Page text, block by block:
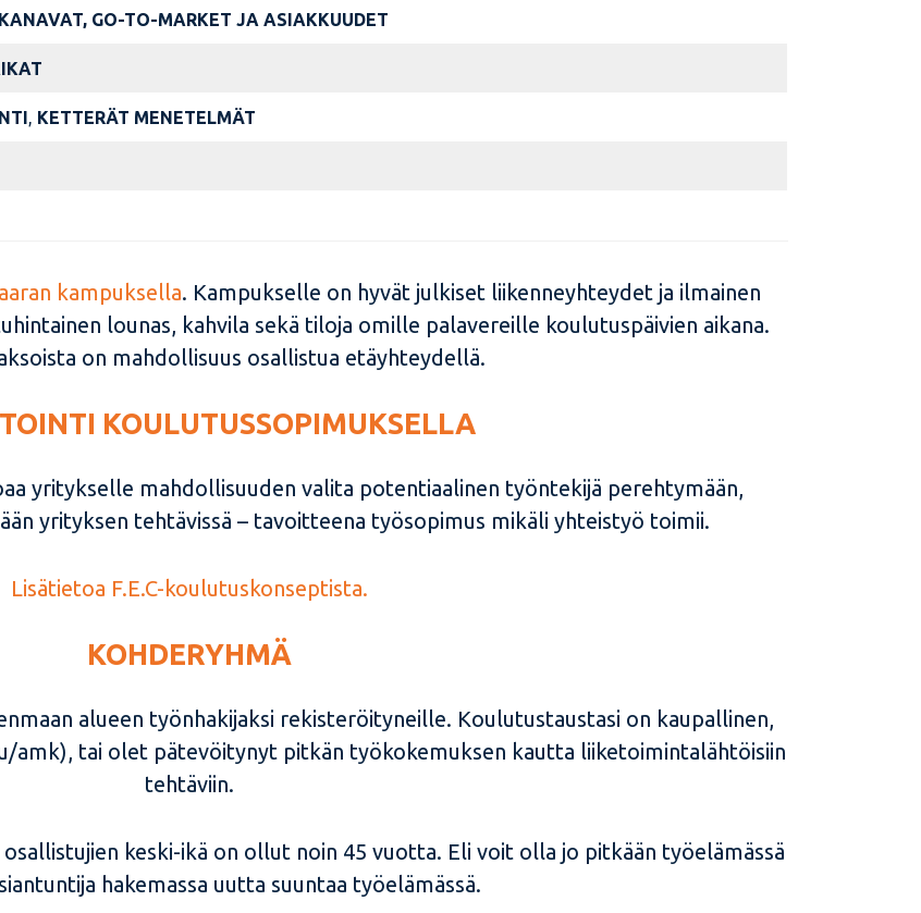
GO-TO-MARKET JA ASIAKKUUDET
, KETTERÄT MENETELMÄT
kampuksella. Kampukselle on hyvät julkiset liikenneyhteydet ja ilmainen
lounas, kahvila sekä tiloja omille palavereille koulutuspäivien aikana.
on mahdollisuus osallistua etäyhteydellä.
KOULUTUSSOPIMUKSELLA
yritykselle mahdollisuuden valita potentiaalinen työntekijä perehtymään,
yrityksen tehtävissä – tavoitteena työsopimus mikäli yhteistyö toimii.
Lisätietoa F.E.C-koulutuskonseptista.
KOHDERYHMÄ
alueen työnhakijaksi rekisteröityneille. Koulutustaustasi on kaupallinen,
amk), tai olet pätevöitynyt pitkän työkokemuksen kautta liiketoimintalähtöisiin
tehtäviin.
keski-ikä on ollut noin 45 vuotta. Eli voit olla jo pitkään työelämässä
hakemassa uutta suuntaa työelämässä.